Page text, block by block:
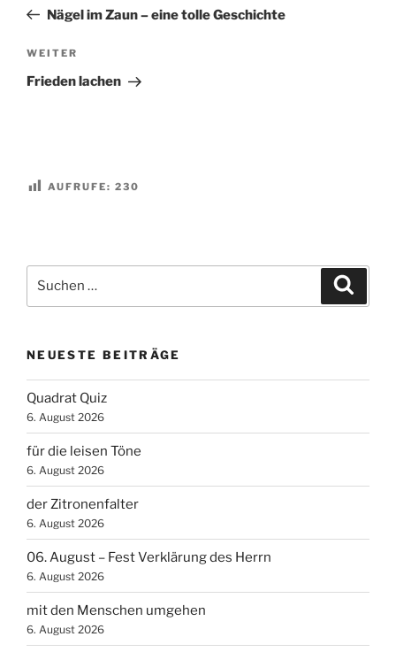
Beitrag
Nägel im Zaun – eine tolle Geschichte
Nächster
Beitrag
WEITER
Frieden lachen
AUFRUFE: 230
nach:
NEUESTE BEITRÄGE
Quadrat Quiz
6. August 2026
für die leisen Töne
6. August 2026
der Zitronenfalter
6. August 2026
06. August – Fest Verklärung des Herrn
6. August 2026
mit den Menschen umgehen
6. August 2026